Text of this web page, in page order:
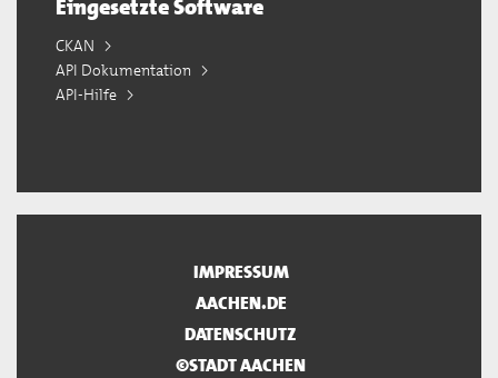
Eingesetzte Software
CKAN
API Dokumentation
API-Hilfe
IMPRESSUM
AACHEN.DE
DATENSCHUTZ
©STADT AACHEN